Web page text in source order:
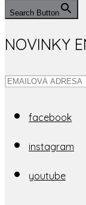
Search Button
NOVINKY
facebook
instagram
youtube